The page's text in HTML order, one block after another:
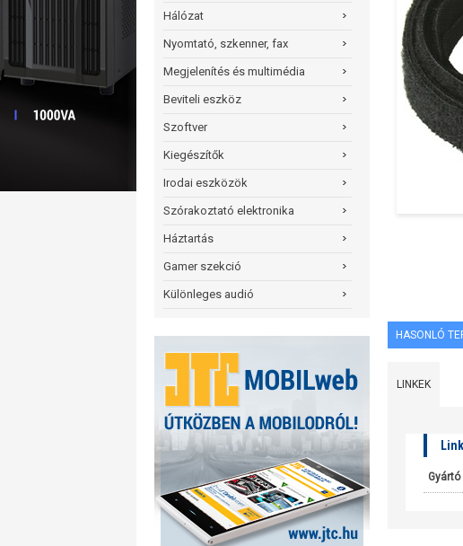
Hálózat
Nyomtató, szkenner, fax
Megjelenítés és multimédia
Beviteli eszköz
Szoftver
Kiegészítők
Irodai eszközök
Szórakoztató elektronika
Háztartás
Gamer szekció
Különleges audió
HASONLÓ
LINKEK